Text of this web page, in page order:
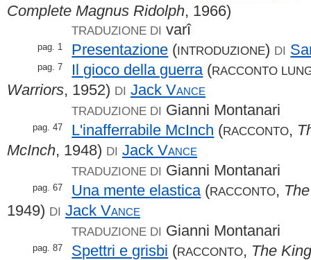
Complete Magnus Ridolph, 1966)
TRADUZIONE DI varî
pag. 1 Presentazione (INTRODUZIONE) DI
pag. 7 Il gioco della guerra (RACCONTO
Warriors, 1952) DI Jack Vance
TRADUZIONE DI Gianni Montanari
pag. 47 L'inafferrabile McInch (RACCONTO,
McInch, 1948) DI Jack Vance
TRADUZIONE DI Gianni Montanari
pag. 67 Una mente elastica (RACCONTO,
1949) DI Jack Vance
TRADUZIONE DI Gianni Montanari
pag. 87 Spettri e grisbi (RACCONTO, The